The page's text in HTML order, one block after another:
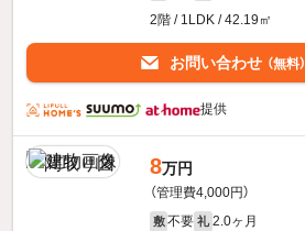
2階 / 1LDK / 42.19㎡
お問い合わせ （無料）
提供
8万円
（管理費4,000円）
敷 不要 礼 2.0ヶ月